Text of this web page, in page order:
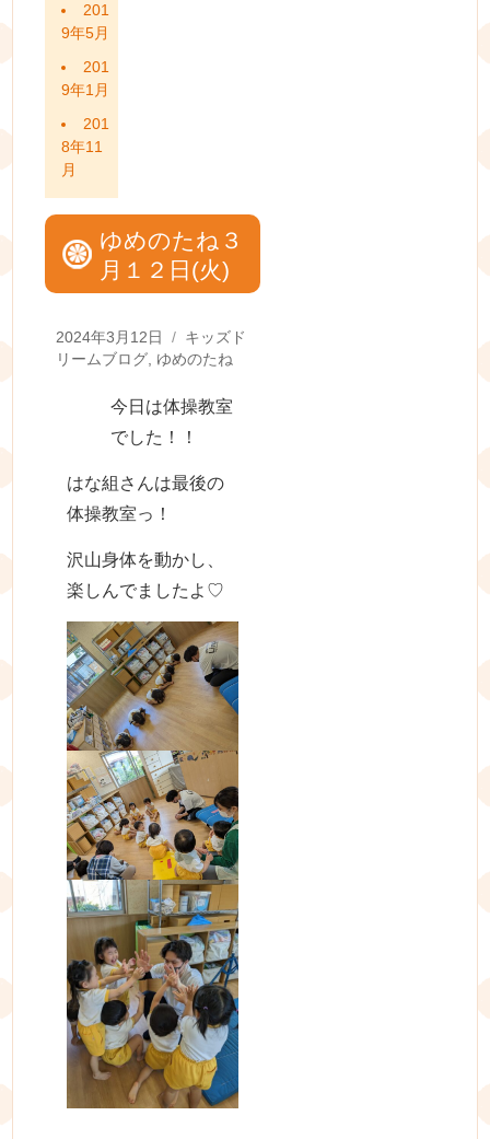
201
9年5月
201
9年1月
201
8年11
月
ゆめのたね３
月１２日(火)
Posted
on
2024年3月12日 Categories
キッズド
リームブログ, ゆめのたね
今日は体操教室
でした！！
はな組さんは最後の
体操教室っ！
沢山身体を動かし、
楽しんでましたよ♡